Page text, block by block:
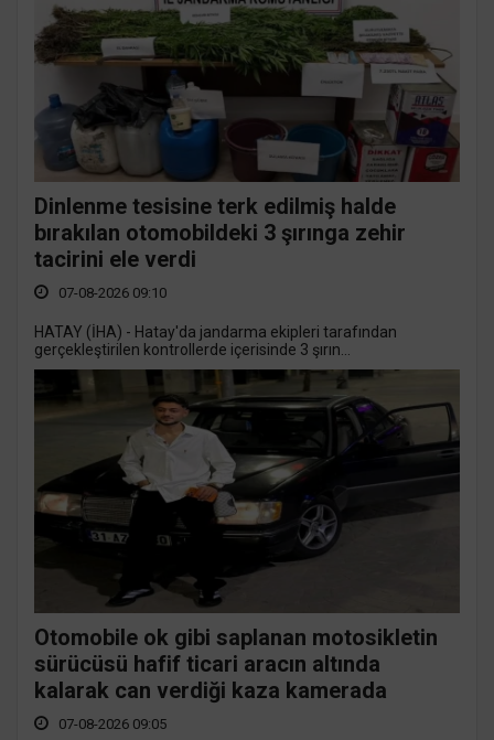
Dinlenme tesisine terk edilmiş halde
bırakılan otomobildeki 3 şırınga zehir
tacirini ele verdi
07-08-2026 09:10
HATAY (İHA) - Hatay'da jandarma ekipleri tarafından
gerçekleştirilen kontrollerde içerisinde 3 şırın...
Otomobile ok gibi saplanan motosikletin
sürücüsü hafif ticari aracın altında
kalarak can verdiği kaza kamerada
07-08-2026 09:05